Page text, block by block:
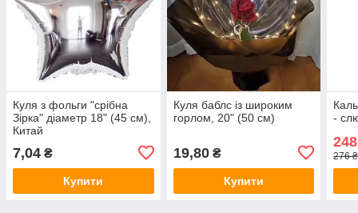
Куля з фольги "срібна
Зірка" діаметр 18" (45 см),
Китай
7,04 ₴
Купити
Куля баблс із широким
горлом, 20" (50 см)
19,80₴
Купити
-
276